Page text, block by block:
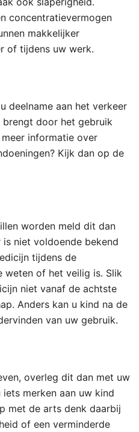
concentratievermogen
makkelijker
of tijdens uw werk.
deelname aan het verkeer
brengt door het gebruik
informatie over
Kijk dan op de
worden meld dit dan
is niet voldoende bekend
tijdens de
weten of het veilig is. Slik
niet vanaf de achtste
Anders kan u kind na de
van uw gebruik.
overleg dit dan met uw
merken aan uw kind
met de arts denk daarbij
of een verminderde